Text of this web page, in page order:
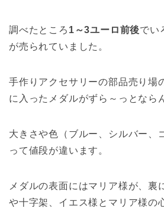
調べたところ 1～3ユーロ前後でい
が売られていました。
手作りアクセサリーの部品売り場
に入ったメダルがずら～っとなら
大きさや色（ブルー、シルバー、
って値段が違います。
メダルの表面にはマリア様が、裏
や十字架、イエス様とマリア様の